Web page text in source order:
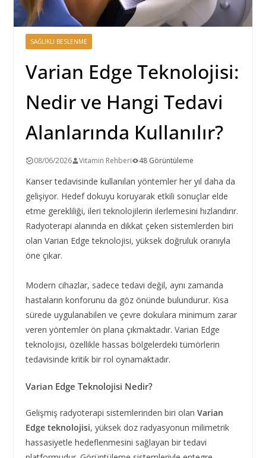
SAĞLIKLI BESLENME
Varian Edge Teknolojisi:
Nedir ve Hangi Tedavi
Alanlarında Kullanılır?
08/06/2026 Vitamin Rehberi 48 Görüntüleme
Kanser tedavisinde kullanılan yöntemler her yıl daha da
gelişiyor. Hedef dokuyu koruyarak etkili sonuçlar elde
etme gerekliliği, ileri teknolojilerin ilerlemesini hızlandırır.
Radyoterapi alanında en dikkat çeken sistemlerden biri
olan Varian Edge teknolojisi, yüksek doğruluk oranıyla
öne çıkar.
Modern cihazlar, sadece tedavi değil, aynı zamanda
hastaların konforunu da göz önünde bulundurur. Kısa
sürede uygulanabilen ve çevre dokulara minimum zarar
veren yöntemler ön plana çıkmaktadır. Varian Edge
teknolojisi, özellikle hassas bölgelerdeki tümörlerin
tedavisinde kritik bir rol oynamaktadır.
Varian Edge Teknolojisi Nedir?
Gelişmiş radyoterapi sistemlerinden biri olan Varian
Edge teknolojisi, yüksek doz radyasyonun milimetrik
hassasiyetle hedeflenmesini sağlayan bir tedavi